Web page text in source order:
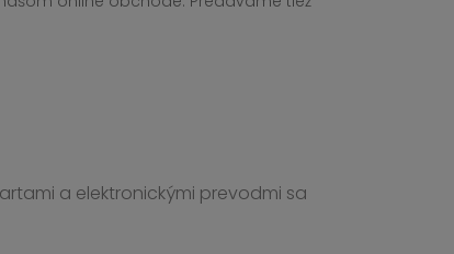
a elektronickými prevodmi sa